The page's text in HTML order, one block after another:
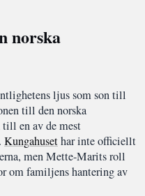
norska
ljus som son till
till den norska
en av de mest
Kungahusethar inte officiellt
men Mette-Marits roll
om familjens hantering av